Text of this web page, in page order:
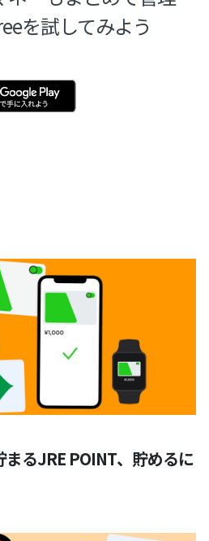
を試してみよう
るJRE POINT、貯めるに